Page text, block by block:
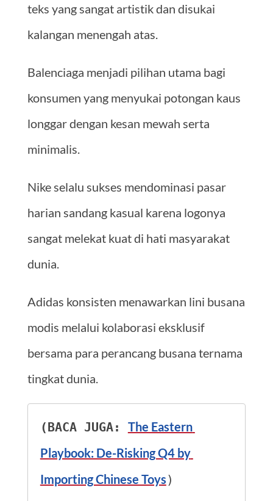
teks yang sangat artistik dan disukai
kalangan menengah atas.
Balenciaga menjadi pilihan utama bagi
konsumen yang menyukai potongan kaus
longgar dengan kesan mewah serta
minimalis.
Nike selalu sukses mendominasi pasar
harian sandang kasual karena logonya
sangat melekat kuat di hati masyarakat
dunia.
Adidas konsisten menawarkan lini busana
modis melalui kolaborasi eksklusif
bersama para perancang busana ternama
tingkat dunia.
(BACA JUGA: The Eastern
Playbook: De-Risking Q4 by
Importing Chinese Toys)